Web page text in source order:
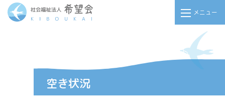
メニュー